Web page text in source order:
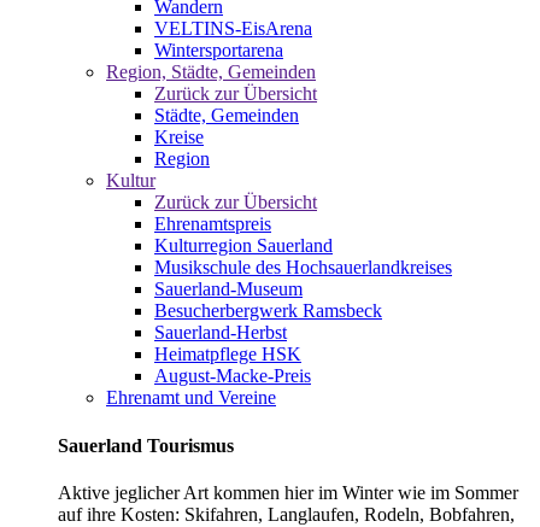
Wandern
VELTINS-EisArena
Wintersportarena
Region, Städte, Gemeinden
Zurück zur Übersicht
Städte, Gemeinden
Kreise
Region
Kultur
Zurück zur Übersicht
Ehrenamtspreis
Kulturregion Sauerland
Musikschule des Hochsauerlandkreises
Sauerland-Museum
Besucherbergwerk Ramsbeck
Sauerland-Herbst
Heimatpflege HSK
August-Macke-Preis
Ehrenamt und Vereine
Sauerland Tourismus
Aktive jeglicher Art kommen hier im Winter wie im Sommer
auf ihre Kosten: Skifahren, Langlaufen, Rodeln, Bobfahren,